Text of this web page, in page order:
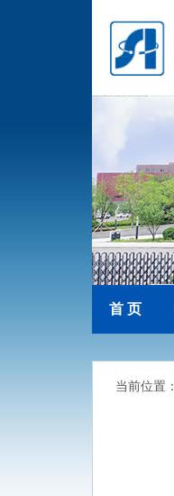
首 页
当前位置：